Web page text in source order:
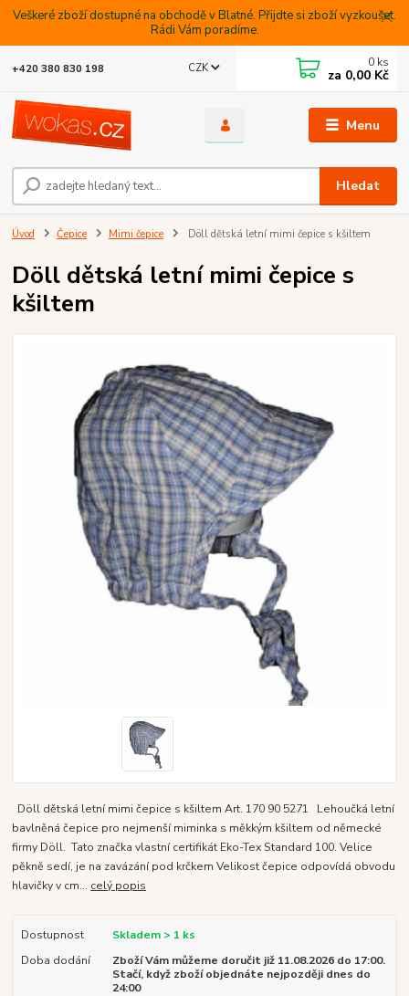
Veškeré zboží dostupné na obchodě v Blatné. Přijdte si zboží vyzkoušet.
Rádi Vám poradíme.
Menu
CZK
Hledat
+420 380 830 198 0 ks
za 0,00 Kč
Úvod Čepice Mimi čepice Döll dětská letní mimi čepice s kšiltem
Döll dětská letní mimi čepice s
kšiltem
Döll dětská letní mimi čepice s kšiltem Art. 170 90 5271 Lehoučká letní
bavlněná čepice pro nejmenší miminka s měkkým kšiltem od německé
firmy Döll. Tato značka vlastní certifikát Eko-Tex Standard 100. Velice
pěkně sedí, je na zavázání pod krčkem Velikost čepice odpovídá obvodu
hlavičky v cm... celý popis
Dostupnost
Skladem > 1 ks
Doba dodání
Zboží Vám můžeme doručit již 11.08.2026 do 17:00.
Stačí, když zboží objednáte nejpozději dnes do
24:00